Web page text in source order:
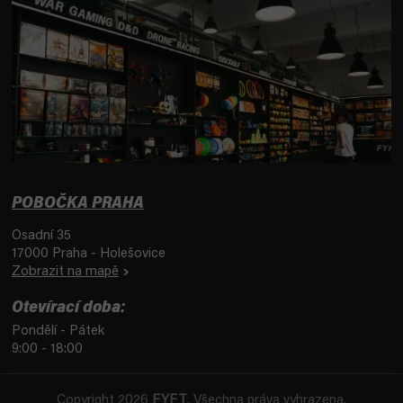
POBOČKA PRAHA
Osadní 35
17000 Praha - Holešovice
Zobrazit na mapě
Otevírací doba:
Pondělí - Pátek
9:00 - 18:00